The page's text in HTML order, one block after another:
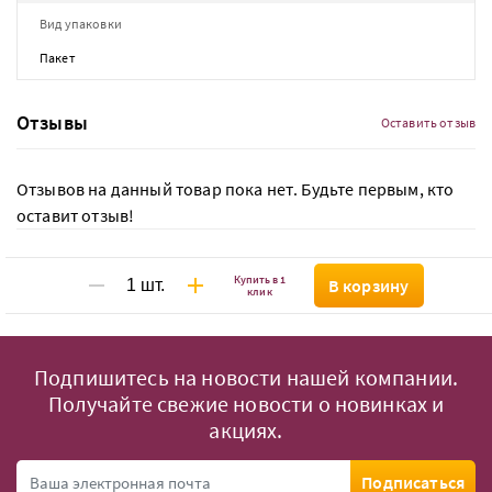
Вид упаковки
Пакет
Отзывы Оставить отзыв
Отзывов на данный товар пока нет. Будьте первым, кто
оставит отзыв!
Купить в 1
клик
В корзину
Подпишитесь на новости нашей компании.
Получайте свежие новости о новинках и
акциях.
Подписаться